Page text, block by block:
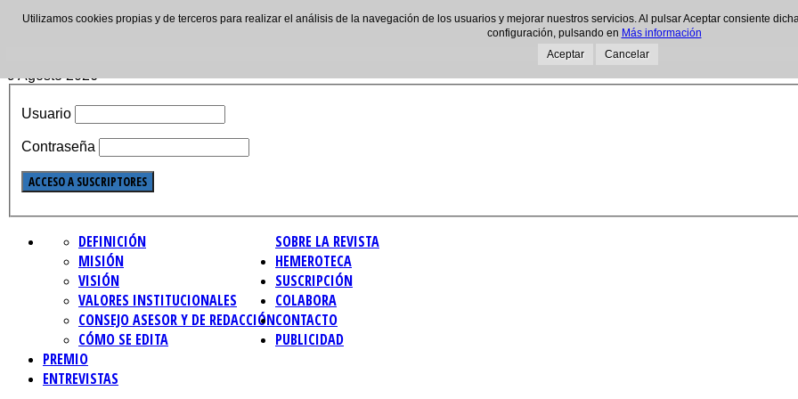
9 Agosto 2026
Usuario
Contraseña
SOBRE LA REVISTA
DEFINICIÓN
MISIÓN
VISIÓN
VALORES INSTITUCIONALES
CONSEJO ASESOR Y DE REDACCIÓN
CÓMO SE EDITA
HEMEROTECA
SUSCRIPCIÓN
COLABORA
CONTACTO
PUBLICIDAD
PREMIO
ENTREVISTAS
Utilizamos cookies propias y de terceros para realizar el análisis de la navegación de los usuarios y mejorar nuestros servicios. Al pulsar Aceptar consiente
configuración, pulsando en Más información
Aceptar
Cancelar